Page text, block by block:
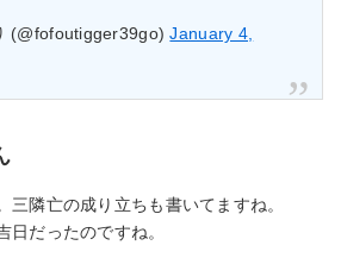
(@fofoutigger39go)January 4,
三隣亡の成り立ちも書いてますね。
日だったのですね。